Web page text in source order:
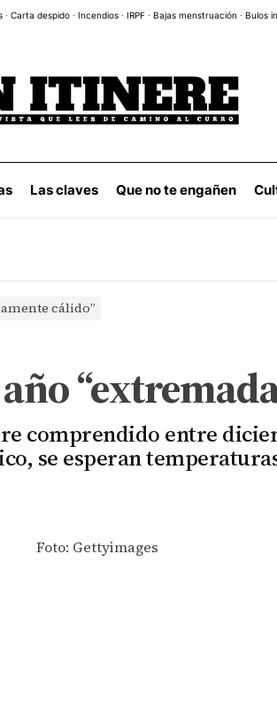
· Carta despido· Incendios· IRPF· Bajas menstruación · Bulos
Las claves Que no te engañen
cálido”
comprendido entre
se esperan
Foto: Gettyimages